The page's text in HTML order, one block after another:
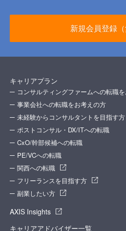
新規会員登録（
キャリアプラン
コンサルティングファームへの転職
事業会社への転職をお考えの方
未経験からコンサルタントを目指す方
ポストコンサル・DX/ITへの転職
CxO/幹部候補への転職
PE/VCへの転職
関西への転職
フリーランスを目指す方
副業したい方
AXIS Insights
キャリアアドバイザー一覧